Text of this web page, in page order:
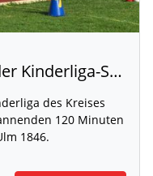
Spannender Abschluss der Kinderliga-Saison
des Kreises
120 Minuten
1846.